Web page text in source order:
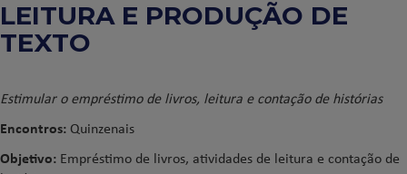
LEITURA E PRODUÇÃO DE
TEXTO
Estimular o empréstimo de livros, leitura e contação de histórias
Encontros: Quinzenais
Objetivo: Empréstimo de livros, atividades de leitura e contação de